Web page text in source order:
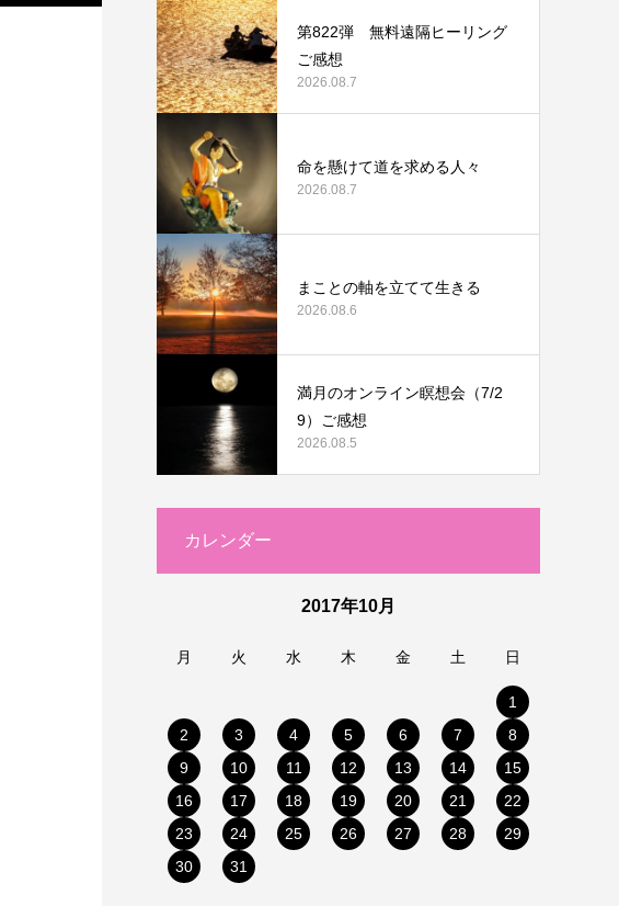
第822弾 無料遠隔ヒーリング
ご感想
2026.08.7
命を懸けて道を求める人々
2026.08.7
まことの軸を立てて生きる
2026.08.6
満月のオンライン瞑想会（7/2
9）ご感想
2026.08.5
カレンダー
2017年10月
月 火 水 木 金 土 日
1
2
3 4 5 6 7
8
9
10 11 12 13 14
15
16
17 18 19 20 21
22
23
24 25 26 27 28
29
30
31